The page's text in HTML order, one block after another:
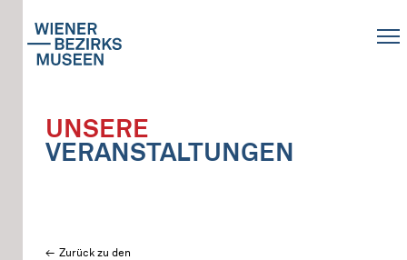
UNSERE
VERANSTALTUNGEN
Zurück zu den